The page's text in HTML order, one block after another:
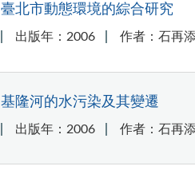
臺北市動態環境的綜合研究
出版年：2006 作者：石再
基隆河的水污染及其變遷
出版年：2006 作者：石再